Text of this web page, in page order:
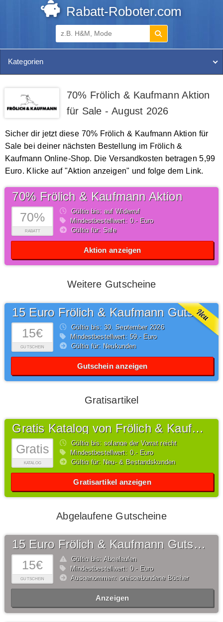
Rabatt-Roboter.com
Kategorien
70% Frölich & Kaufmann Aktion
für Sale - August 2026
Sicher dir jetzt diese 70% Frölich & Kaufmann Aktion für
Sale bei deiner nächsten Bestellung im Frölich &
Kaufmann Online-Shop. Die Versandkosten betragen 5,99
Euro. Klicke auf "Aktion anzeigen" und folge dem Link.
70%
RABATT
70% Frölich & Kaufmann Aktion
Gültig bis: auf Widerruf
Mindestbestellwert: 0,- Euro
Gültig für: Sale
Aktion anzeigen
Weitere Gutscheine
15€
GUTSCHEIN
15 Euro Frölich & Kaufmann Gutschein
Gültig bis: 30.September2026
Mindestbestellwert: 59,- Euro
Gültig für: Neukunden
Gutschein anzeigen
Gratisartikel
Gratis
KATALOG
Gratis Katalog von Frölich & Kaufmann
Gültig bis: solange der Vorrat reicht
Mindestbestellwert: 0,- Euro
Gültig für: Neu- & Bestandskunden
Gratisartikel anzeigen
Abgelaufene Gutscheine
15€
GUTSCHEIN
15 Euro Frölich & Kaufmann Gutschein
Gültig bis: Abgelaufen
Mindestbestellwert: 0,- Euro
Ausgenommen: preisgebundene Bücher
Anzeigen